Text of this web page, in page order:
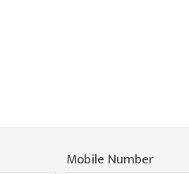
Mobile Number